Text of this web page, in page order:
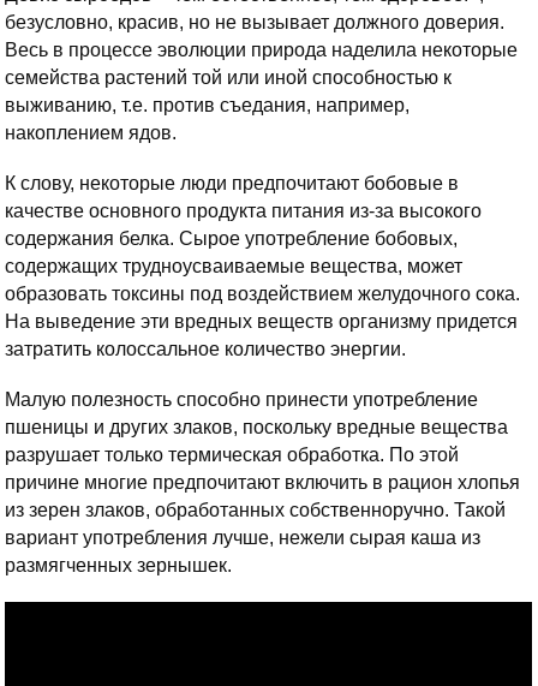
безусловно, красив, но не вызывает должного доверия.
Весь в процессе эволюции природа наделила некоторые
семейства растений той или иной способностью к
выживанию, т.е. против съедания, например,
накоплением ядов.
К слову, некоторые люди предпочитают бобовые в
качестве основного продукта питания из-за высокого
содержания белка. Сырое употребление бобовых,
содержащих трудноусваиваемые вещества, может
образовать токсины под воздействием желудочного сока.
На выведение эти вредных веществ организму придется
затратить колоссальное количество энергии.
Малую полезность способно принести употребление
пшеницы и других злаков, поскольку вредные вещества
разрушает только термическая обработка. По этой
причине многие предпочитают включить в рацион хлопья
из зерен злаков, обработанных собственноручно. Такой
вариант употребления лучше, нежели сырая каша из
размягченных зернышек.